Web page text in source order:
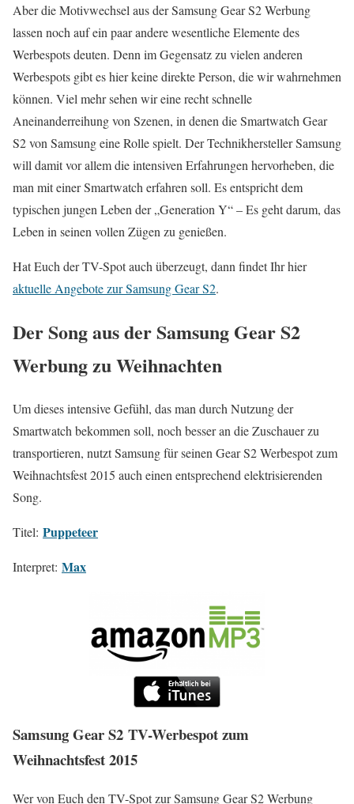
Aber die Motivwechsel aus der Samsung Gear S2 Werbung
lassen noch auf ein paar andere wesentliche Elemente des
Werbespots deuten. Denn im Gegensatz zu vielen anderen
Werbespots gibt es hier keine direkte Person, die wir wahrnehmen
können. Viel mehr sehen wir eine recht schnelle
Aneinanderreihung von Szenen, in denen die Smartwatch Gear
S2 von Samsung eine Rolle spielt. Der Technikhersteller Samsung
will damit vor allem die intensiven Erfahrungen hervorheben, die
man mit einer Smartwatch erfahren soll. Es entspricht dem
typischen jungen Leben der „Generation Y“ – Es geht darum, das
Leben in seinen vollen Zügen zu genießen.
Hat Euch der TV-Spot auch überzeugt, dann findet Ihr hier
aktuelle Angebote zur Samsung Gear S2.
Der Song aus der Samsung Gear S2
Werbung zu Weihnachten
Um dieses intensive Gefühl, das man durch Nutzung der
Smartwatch bekommen soll, noch besser an die Zuschauer zu
transportieren, nutzt Samsung für seinen Gear S2 Werbespot zum
Weihnachtsfest 2015 auch einen entsprechend elektrisierenden
Song.
Titel: Puppeteer
Interpret: Max
Samsung Gear S2 TV-Werbespot zum
Weihnachtsfest 2015
Wer von Euch den TV-Spot zur Samsung Gear S2 Werbung